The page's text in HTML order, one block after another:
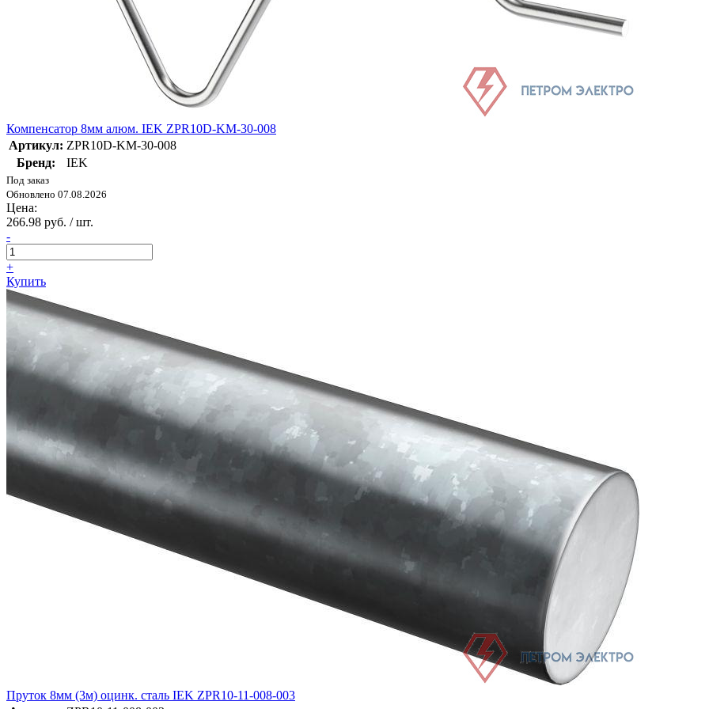
Компенсатор 8мм алюм. IEK ZPR10D-KM-30-008
Артикул: ZPR10D-KM-30-008
Бренд:
IEK
Под заказ
Обновлено 07.08.2026
Цена:
266.98 руб. / шт.
-
+
Купить
Пруток 8мм (3м) оцинк. сталь IEK ZPR10-11-008-003